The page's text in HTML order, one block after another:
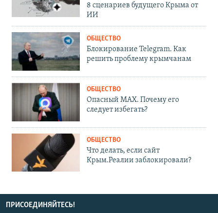
8 сценариев будущего Крыма от
ИИ
ОБЩЕСТВО
Блокирование Telegram. Как
решить проблему крымчанам
ОБЩЕСТВО
Опасный MAX. Почему его
следует избегать?
ОБЩЕСТВО
Что делать, если сайт
Крым.Реалии заблокировали?
ПРИСОЕДИНЯЙТЕСЬ!